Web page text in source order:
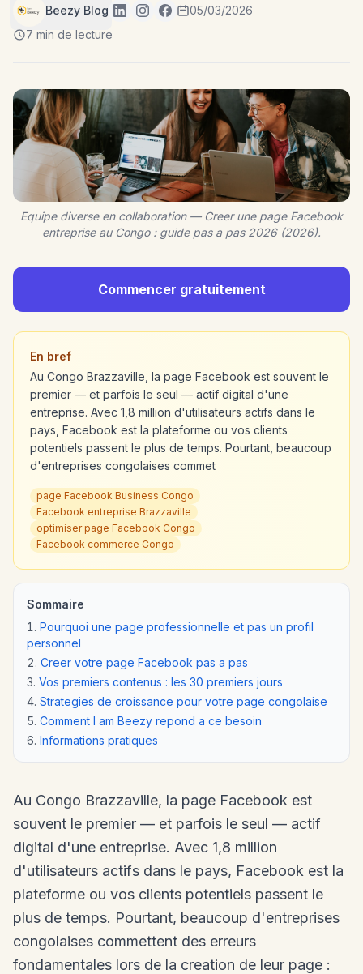
Beezy Blog
05/03/2026
7 min de lecture
Equipe diverse en collaboration — Creer une page Facebook
entreprise au Congo : guide pas a pas 2026 (2026).
Commencer gratuitement
En bref
Au Congo Brazzaville, la page Facebook est souvent le
premier — et parfois le seul — actif digital d'une
entreprise. Avec 1,8 million d'utilisateurs actifs dans le
pays, Facebook est la plateforme ou vos clients
potentiels passent le plus de temps. Pourtant, beaucoup
d'entreprises congolaises commet
page Facebook Business Congo
Facebook entreprise Brazzaville
optimiser page Facebook Congo
Facebook commerce Congo
Sommaire
Pourquoi une page professionnelle et pas un profil
personnel
Creer votre page Facebook pas a pas
Vos premiers contenus : les 30 premiers jours
Strategies de croissance pour votre page congolaise
Comment I am Beezy repond a ce besoin
Informations pratiques
Au Congo Brazzaville, la page Facebook est
souvent le premier — et parfois le seul — actif
digital d'une entreprise. Avec 1,8 million
d'utilisateurs actifs dans le pays, Facebook est la
plateforme ou vos clients potentiels passent le
plus de temps. Pourtant, beaucoup d'entreprises
congolaises commettent des erreurs
fondamentales lors de la creation de leur page :